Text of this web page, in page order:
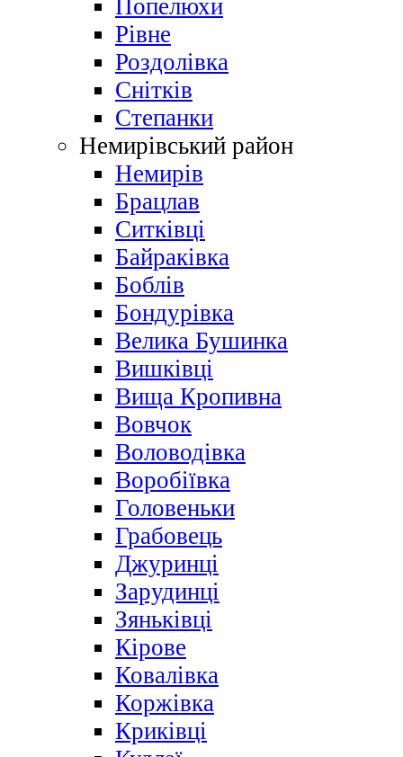
Попелюхи
Рівне
Роздолівка
Снітків
Степанки
Немирівський район
Немирів
Брацлав
Ситківці
Байраківка
Боблів
Бондурівка
Велика Бушинка
Вишківці
Вища Кропивна
Вовчок
Воловодівка
Воробіївка
Головеньки
Грабовець
Джуринці
Зарудинці
Зяньківці
Кірове
Ковалівка
Коржівка
Криківці